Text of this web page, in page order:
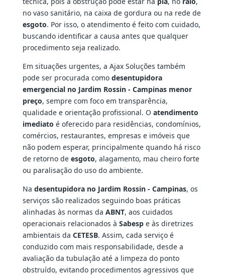
no vaso sanitário, na caixa de gordura ou na rede de
esgoto. Por isso, o atendimento é feito com cuidado,
buscando identificar a causa antes que qualquer
procedimento seja realizado.
Em situações urgentes, a Ajax Soluções também
pode ser procurada como desentupidora
emergencial no Jardim Rossin - Campinas menor
preço, sempre com foco em transparência,
qualidade e orientação profissional. O atendimento
imediato é oferecido para residências, condomínios,
comércios, restaurantes, empresas e imóveis que
não podem esperar, principalmente quando há risco
de retorno de esgoto, alagamento, mau cheiro forte
ou paralisação do uso do ambiente.
Na desentupidora no Jardim Rossin - Campinas, os
serviços são realizados seguindo boas práticas
alinhadas às normas da ABNT, aos cuidados
operacionais relacionados à Sabespe às diretrizes
ambientais da CETESB. Assim, cada serviço é
conduzido com mais responsabilidade, desde a
avaliação da tubulação até a limpeza do ponto
obstruído, evitando procedimentos agressivos que